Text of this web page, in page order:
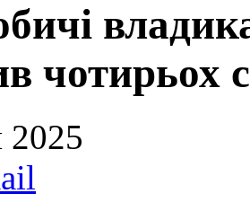
чотирьох
2025